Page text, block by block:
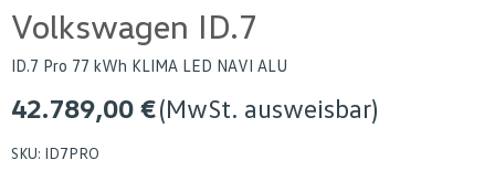
Volkswagen ID.7
ID.7 Pro 77 kWh KLIMA LED NAVI ALU
42.789,00 €(MwSt. ausweisbar)
SKU: ID7PRO